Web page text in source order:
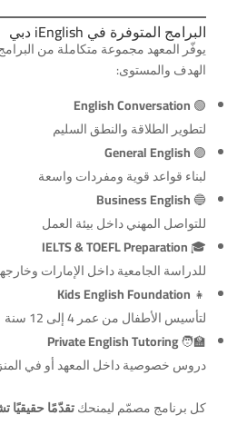
البرامج المتوفرة في iEnglish دبي
يوفّر المعهد مجموعة متكاملة من
الهدف والمستوى:
🟢
English Conversation
لتطوير الطلاقة والنطق السليم
🟣
General English
لبناء قواعد قوية ومفردات واسعة
🔵
Business English
للتواصل المهني داخل بيئة العمل
🎓
IELTS & TOEFL Preparation
للدراسة الجامعية داخل الإمارات
👧
Kids English Foundation
لتأسيس الأطفال من عمر 4 إلى 12 سنة
🧑‍🏫
Private English Tutoring
دروس خصوصية داخل المعهد أو في
كل برنامج مصمّم ليمنحكتقدّمًا حقيقيًا